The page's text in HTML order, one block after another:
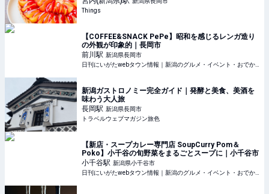
Things
【COFFEE&SNACK PePe】昭和を感じるレンガ造り
の外観が印象的｜長岡市
前川駅 新潟県長岡市
新潟ガストロノミー完全ガイド｜発酵と美食、美酒を
味わう大人旅
長岡駅 新潟県長岡市
トラベルウェブマガジン旅色
【新店・スープカレー専門店 SoupCurry Pom＆
Poko】小千谷の旬野菜をまるごとスープに｜小千谷市
小千谷駅 新潟県小千谷市